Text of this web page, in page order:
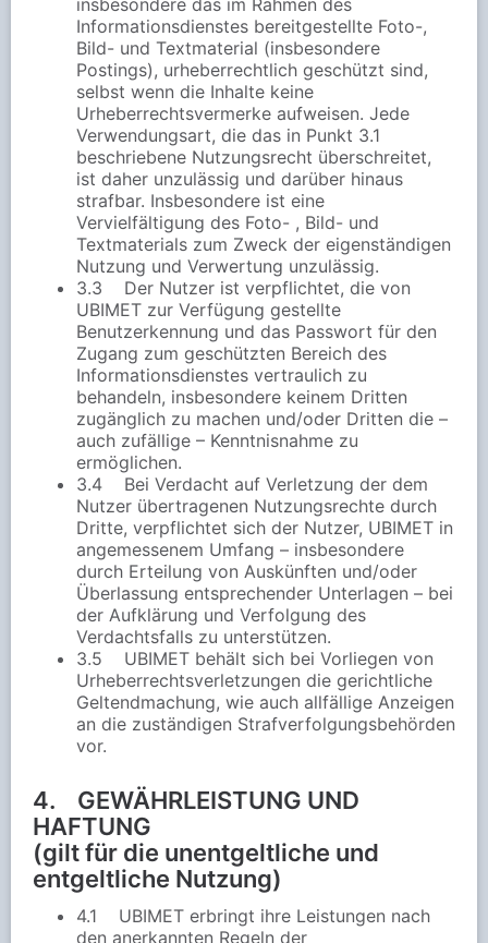
insbesondere das im Rahmen des
Informationsdienstes bereitgestellte Foto-,
Bild- und Textmaterial (insbesondere
Postings), urheberrechtlich geschützt sind,
selbst wenn die Inhalte keine
Urheberrechtsvermerke aufweisen. Jede
Verwendungsart, die das in Punkt 3.1
beschriebene Nutzungsrecht überschreitet,
ist daher unzulässig und darüber hinaus
strafbar. Insbesondere ist eine
Vervielfältigung des Foto- , Bild- und
Textmaterials zum Zweck der eigenständigen
Nutzung und Verwertung unzulässig.
3.3 Der Nutzer ist verpflichtet, die von
UBIMET zur Verfügung gestellte
Benutzerkennung und das Passwort für den
Zugang zum geschützten Bereich des
Informationsdienstes vertraulich zu
behandeln, insbesondere keinem Dritten
zugänglich zu machen und/oder Dritten die –
auch zufällige – Kenntnisnahme zu
ermöglichen.
3.4 Bei Verdacht auf Verletzung der dem
Nutzer übertragenen Nutzungsrechte durch
Dritte, verpflichtet sich der Nutzer, UBIMET in
angemessenem Umfang – insbesondere
durch Erteilung von Auskünften und/oder
Überlassung entsprechender Unterlagen – bei
der Aufklärung und Verfolgung des
Verdachtsfalls zu unterstützen.
3.5 UBIMET behält sich bei Vorliegen von
Urheberrechtsverletzungen die gerichtliche
Geltendmachung, wie auch allfällige Anzeigen
an die zuständigen Strafverfolgungsbehörden
vor.
4. GEWÄHRLEISTUNG UND
HAFTUNG
(gilt für die unentgeltliche und
entgeltliche Nutzung)
4.1 UBIMET erbringt ihre Leistungen nach
den anerkannten Regeln der